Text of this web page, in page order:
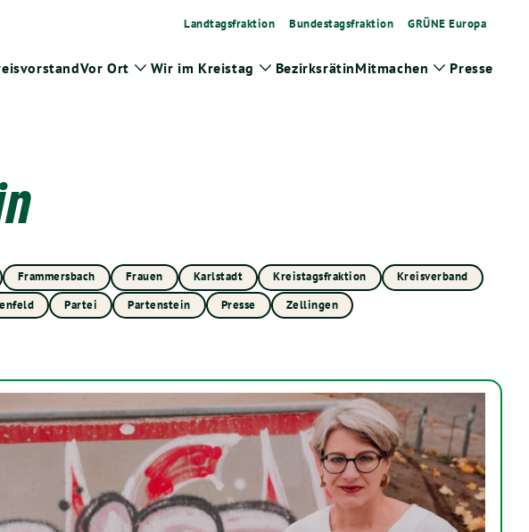
Landtagsfraktion Bundestagsfraktion GRÜNE Europa
Vor Ort Zeige
Wir im Kreistag
Zeige
BezirksrätinMitmachen
Zeige
Presse
Frammersbach Frauen Karlstadt Kreistagsfraktion
Kreisverband
Partei Partenstein Presse Zellingen